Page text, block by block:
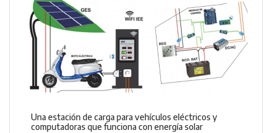
Una estación de carga para vehículos eléctricos y
computadoras que funciona con energía solar